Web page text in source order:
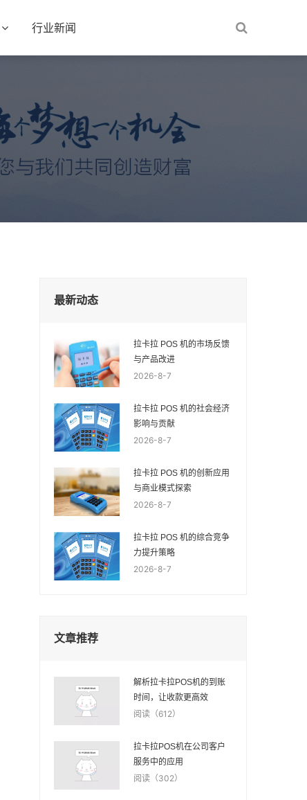
行业新闻
最新动态
拉卡拉 POS 机的市场反馈
与产品改进
2026-8-7
拉卡拉 POS 机的社会经济
影响与贡献
2026-8-7
拉卡拉 POS 机的创新应用
与商业模式探索
2026-8-7
拉卡拉 POS 机的综合竞争
力提升策略
2026-8-7
文章推荐
解析拉卡拉POS机的到账
时间，让收款更高效
阅读（612）
拉卡拉POS机在公司客户
服务中的应用
阅读（302）